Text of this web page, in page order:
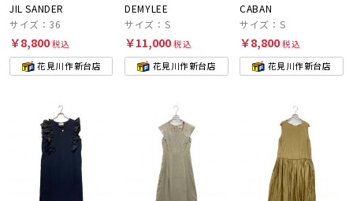
JIL SANDER
サイズ：36
￥8,800税込
花見川作新台店
DEMYLEE
サイズ：S
￥11,000税込
花見川作新台店
CABAN
サイズ：S
￥8,800税込
花見川作新台店